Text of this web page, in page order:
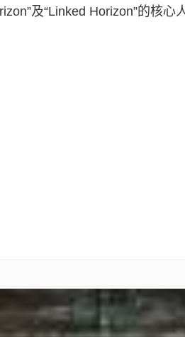
及“Linked Horizon”的核